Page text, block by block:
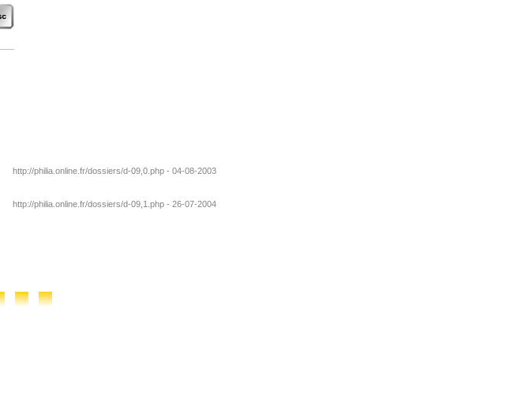
http://philia.online.fr/dossiers/d-09,0.php - 04-08-2003
http://philia.online.fr/dossiers/d-09,1.php - 26-07-2004